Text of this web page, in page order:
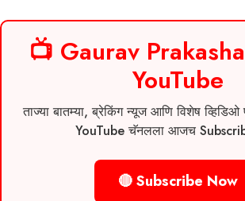
📺 Gaurav
YouTube
ताज्या बातम्या, ब्रेकिंग न्यूज आणि विशेष व्हिडिओ
YouTube चॅनलला आजच
🔴 Subscribe Now